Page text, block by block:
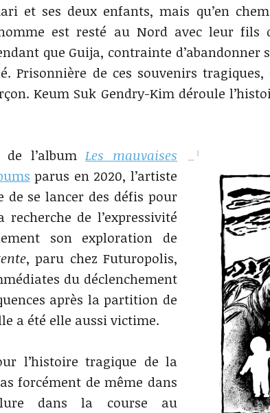
et ses deux enfants, mais qu’en
est resté au Nord avec leur fils
que Guija, contrainte d’abandonner
Prisonnière de ces souvenirs tragiques,
Keum Suk Gendry-Kim déroule
l’album Les mauvaises
parus en 2020, l’artiste
de se lancer des défis pour
de l’expressivité
son exploration de
, paru chez Futuropolis,
du déclenchement
après la partition de
a été elle aussi victime.
l’histoire tragique de la
forcément de même dans
dans la course au